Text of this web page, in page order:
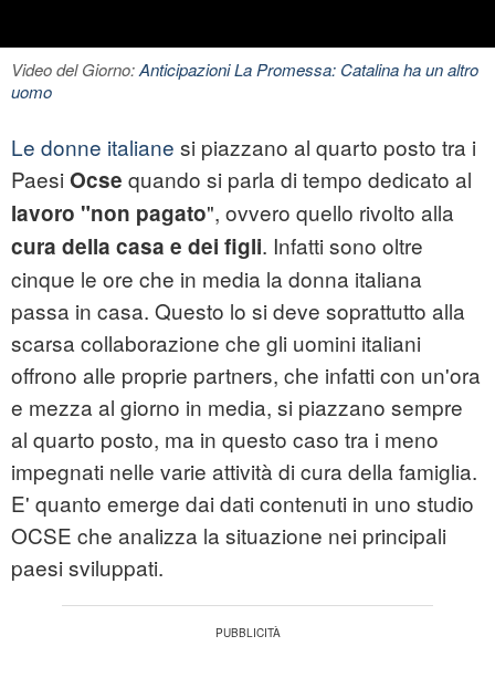
Video del Giorno:Anticipazioni La Promessa: Catalina ha un altro
uomo
Le donne italiane si piazzano al quarto posto tra i
Paesi Ocse quando si parla di tempo dedicato al
lavoro "non pagato", ovvero quello rivolto alla
cura della casa e dei figli. Infatti sono oltre
cinque le ore che in media la donna italiana
passa in casa. Questo lo si deve soprattutto alla
scarsa collaborazione che gli uomini italiani
offrono alle proprie partners, che infatti con un'ora
e mezza al giorno in media, si piazzano sempre
al quarto posto, ma in questo caso tra i meno
impegnati nelle varie attività di cura della famiglia.
E' quanto emerge dai dati contenuti in uno studio
OCSE che analizza la situazione nei principali
paesi sviluppati.